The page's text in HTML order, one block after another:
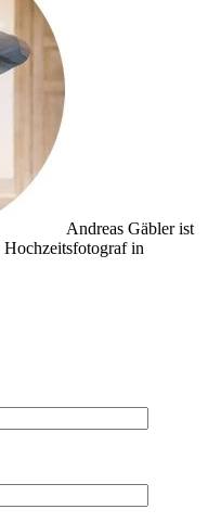
Andreas Gäbler ist
in